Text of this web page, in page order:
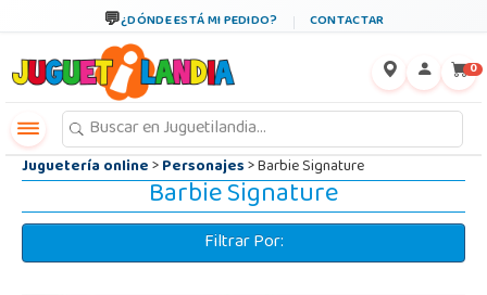
¿DÓNDE ESTÁ MI PEDIDO? CONTACTAR
0
Juguetería online>Personajes> Barbie Signature
Barbie Signature
Filtrar Por: